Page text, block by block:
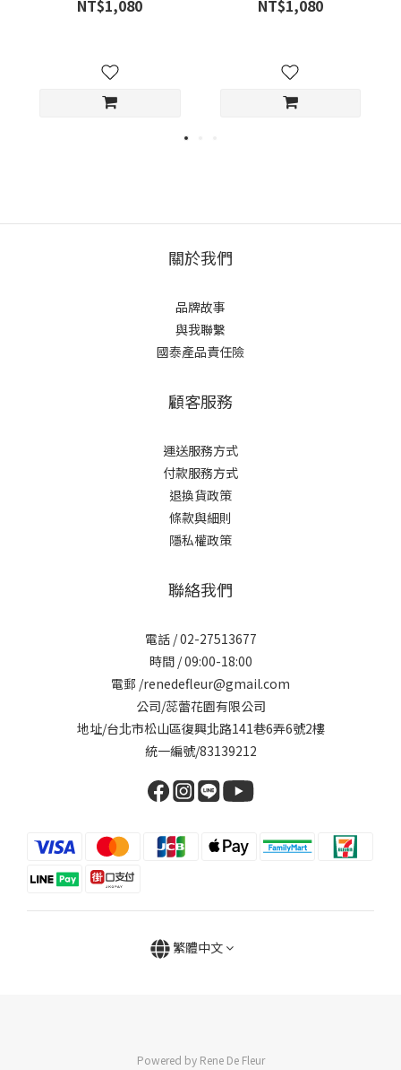
NT$1,080 NT$1,080
關於我們
品牌故事
與我聯繫
國泰產品責任險
顧客服務
運送服務方式
付款服務方式
退換貨政策
條款與細則
隱私權政策
聯絡我們
電話 / 02-27513677
時間 / 09:00-18:00
電郵 /renedefleur@gmail.com
公司/蕊蕾花園有限公司
地址/台北市松山區復興北路141巷6弄6號2樓
統一編號/83139212
繁體中文
Powered by Rene De Fleur